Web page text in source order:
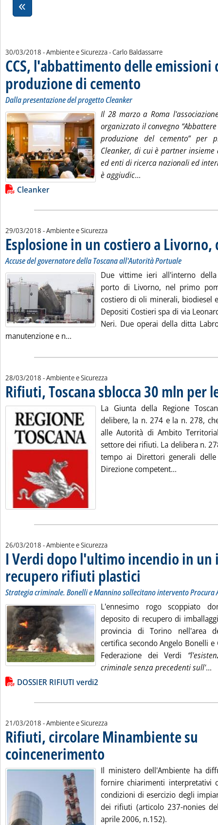
30/03/2018 - Ambiente e Sicurezza -di:
Carlo Baldassarre
CCS, l'abbattimento delle emissioni
produzione di cemento
Dalla presentazione del progetto Cleanker
Il 28 marzo a Roma
organizzato il convegno
produzione del cemento” per
Cleanker, di cui è partner
ed enti di ricerca nazionali ed
è aggiudic...
Lista allegati PDF alla notizia
Cleanker
29/03/2018 - Ambiente e Sicurezza
Esplosione in un costiero a
Accuse del governatore della Toscana all'Autorità Portuale
Due vittime ieri all'interno
porto di Livorno, nel primo
costiero di oli minerali, biodiesel
Depositi Costieri spa di via
Neri. Due operai della ditta
manutenzione e n...
28/03/2018 - Ambiente e Sicurezza
Rifiuti, Toscana sblocca 30 mln per
La Giunta della Regione
delibere, la n. 274 e la n. 278,
alle Autorità di Ambito
settore dei rifiuti. La delibera n.
tempo ai Direttori generali
Direzione competent...
26/03/2018 - Ambiente e Sicurezza
I Verdi dopo l'ultimo incendio in
recupero rifiuti plastici
Strategia criminale. Bonelli e Mannino sollecitano intervento Procura
L'ennesimo rogo scoppiato
deposito di recupero di
provincia di Torino nell'area
certifica secondo Angelo Bonelli
Federazione dei Verdi
criminale senza precedenti sull'...
Lista allegati PDF alla notizia
DOSSIER RIFIUTI verdi2
21/03/2018 - Ambiente e Sicurezza
Rifiuti, circolare Minambiente su
coincenerimento
Il ministero dell'Ambiente ha
fornire chiarimenti interpretativi
condizioni di esercizio degli
dei rifiuti (articolo 237-nonies
aprile 2006, n.152).